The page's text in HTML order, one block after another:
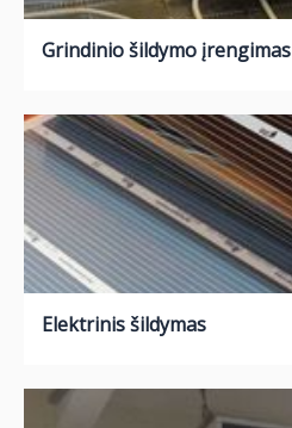
Grindinio šildymo įrengimas
Elektrinis šildymas